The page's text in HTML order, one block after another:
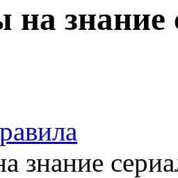
знание
знание